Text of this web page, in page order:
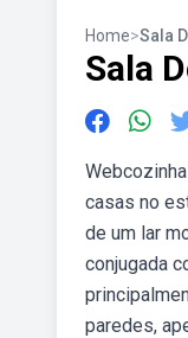
Home>Sala
Sala
casas no
de um lar
conjugada
paredes,